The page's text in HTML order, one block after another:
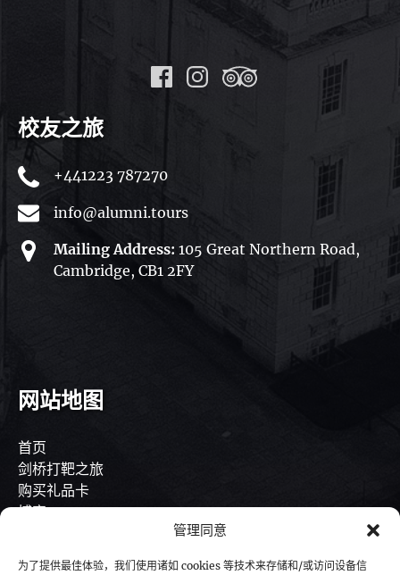
管理同意
为了提供最佳体验，我们使用诸如 cookies 等技术来存储和/或访问设备信
校友之旅
+441223 787270
info@alumni.tours
Mailing Address: 105 Great Northern Road,
Cambridge, CB1 2FY
网站地图
首页
剑桥打靶之旅
购买礼品卡
博客